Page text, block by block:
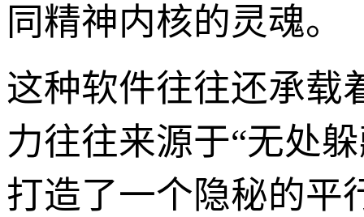
同精神内核的灵魂。
这种软件往往还承载
力往往来源于“无处
打造了一个隐秘的平